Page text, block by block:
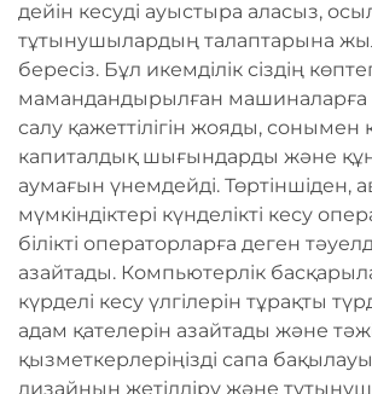
дейін кесуді ауыстыра аласыз,
тұтынушылардың талаптарына
бересіз. Бұл икемділік сіздің
мамандандырылған машиналарға
салу қажеттілігін жояды, сонымен
капиталдық шығындарды және
аумағын үнемдейді. Төртіншіден,
мүмкіндіктері күнделікті кесу
білікті операторларға деген
азайтады. Компьютерлік
күрделі кесу үлгілерін тұрақты
адам қателерін азайтады және
қызметкерлеріңізді сапа
дизайнын жетілдіру және